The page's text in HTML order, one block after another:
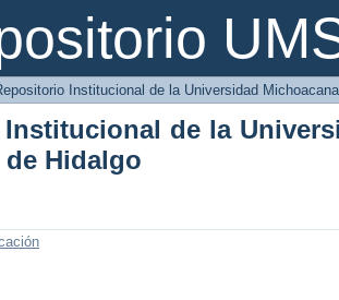
de la
Institucional de la Universidad
de la
Hidalgo